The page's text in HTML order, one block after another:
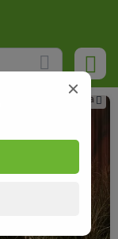
Реклама